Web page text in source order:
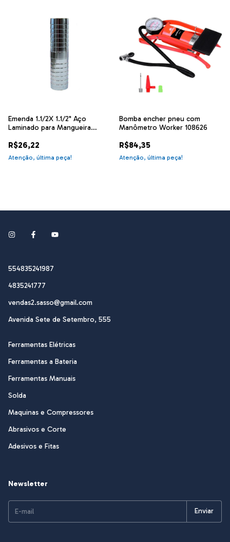
Emenda 1.1/2X 1.1/2" Aço
Laminado para Mangueira
R$26,22
Atenção, última peça!
Bomba encher pneu com
Manômetro Worker 108626
R$84,35
Atenção, última peça!
554835241987
4835241777
vendas2.sasso@gmail.com
Avenida Sete de Setembro, 555
Ferramentas Elétricas
Ferramentas a Bateria
Ferramentas Manuais
Solda
Maquinas e Compressores
Abrasivos e Corte
Adesivos e Fitas
Newsletter